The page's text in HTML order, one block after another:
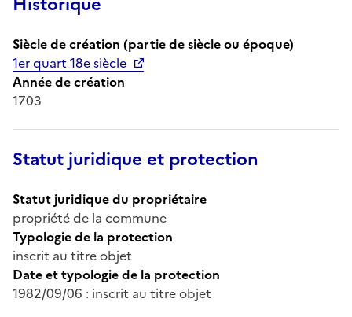
Siècle de création (partie de siècle ou époque)
1er quart 18e siècle
Année de création
1703
Statut juridique et protection
Statut juridique du propriétaire
propriété de la commune
Typologie de la protection
inscrit au titre objet
Date et typologie de la protection
1982/09/06 : inscrit au titre objet